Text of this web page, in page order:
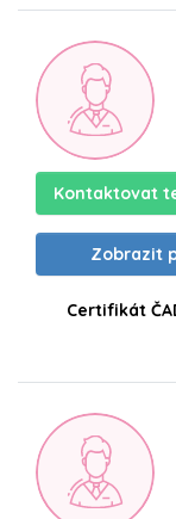
Kontaktovat
Zobrazit
Certifikát